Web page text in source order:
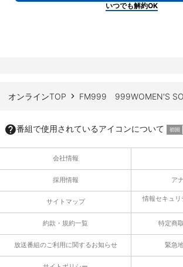
いつでも解約OK
オンラインTOP FM999 999WOMEN'S
番組で使用されているアイコンについて
会社情報
採用情報 ア
サイトマップ 情報セキュリ
約款・規約一覧 特定商
放送番組のご利用に関するお知らせ 緊急